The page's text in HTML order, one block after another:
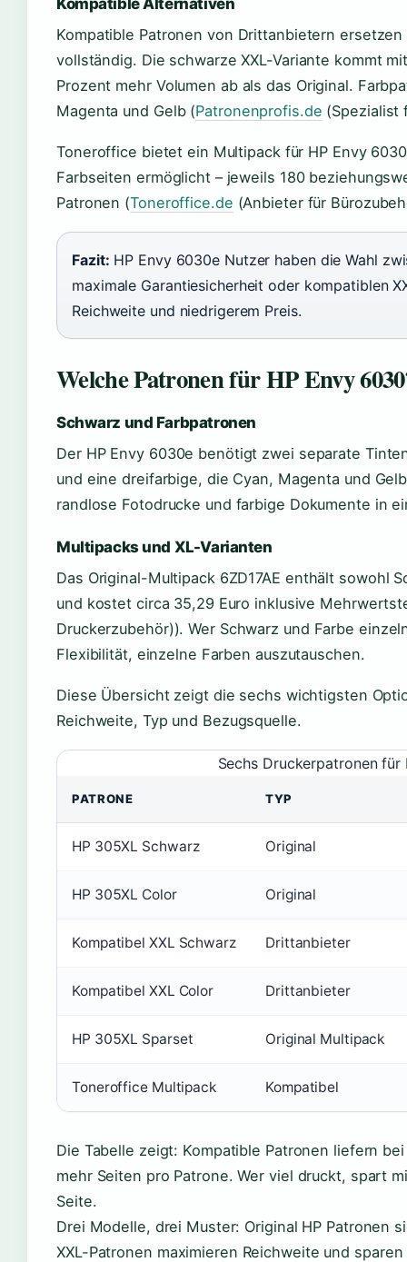
Kompatible Patronen von Drittanbietern
vollständig. Die schwarze XXL-Variante kommt
Prozent mehr Volumen ab als das Original.
Magenta und Gelb (Patronenprofis.de (Spezialist
Toneroffice bietet ein Multipack für HP Envy
Farbseiten ermöglicht – jeweils 180
Patronen (Toneroffice.de (Anbieter für
Fazit: HP Envy 6030e Nutzer haben die Wahl
maximale Garantiesicherheit oder kompatiblen
Reichweite und niedrigerem Preis.
Welche Patronen für HP Envy
Schwarz und Farbpatronen
Der HP Envy 6030e benötigt zwei separate
und eine dreifarbige, die Cyan, Magenta und
randlose Fotodrucke und farbige Dokumente in
Multipacks und XL-Varianten
Das Original-Multipack 6ZD17AE enthält sowohl
und kostet circa 35,29 Euro inklusive
Druckerzubehör)). Wer Schwarz und Farbe
Flexibilität, einzelne Farben auszutauschen.
Diese Übersicht zeigt die sechs wichtigsten
Reichweite, Typ und Bezugsquelle.
Sechs Druckerpatronen
PATRONE TYP
HP 305XL Schwarz Original
HP 305XL Color Original
Kompatibel XXL Schwarz Drittanbieter
Kompatibel XXL Color Drittanbieter
HP 305XL Sparset Original Multipack
Toneroffice Multipack Kompatibel
Die Tabelle zeigt: Kompatible Patronen liefern
mehr Seiten pro Patrone. Wer viel druckt, spart
Seite.
Drei Modelle, drei Muster: Original HP Patronen
XXL-Patronen maximieren Reichweite und